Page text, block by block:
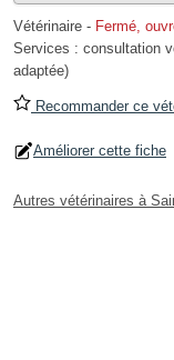
Vétérinaire - Fermé,
Services : consultation
adaptée)
Recommander ce
Améliorer cette fiche
Autres vétérinaires à